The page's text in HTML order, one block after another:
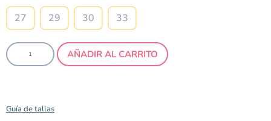
27 29 30 33
AÑADIR AL CARRITO
Guía de tallas